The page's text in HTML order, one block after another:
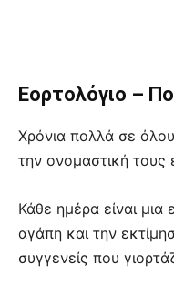
Εορτολόγιο –
Χρόνια πολλά σε
την ονομαστική τους
Κάθε ημέρα είναι μια
αγάπη και την
συγγενείς που